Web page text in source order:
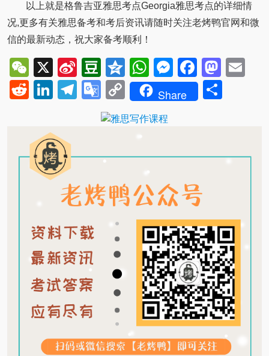
以上就是格鲁吉亚雅思考点Georgia雅思考点的详细情
况,更多有关雅思备考和考后资讯请随时关注老烤鸭官网和微
信的最新动态，祝大家备考顺利！
WeChat
X
Sina
Weibo
Douban
QzoneWhatsApp
Messenger
RedditLinkedIn
Telegram
Google
Translate
Copy
Link
Share